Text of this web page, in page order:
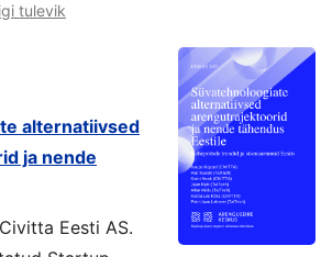
tulevik
alternatiivsed
ja nende
Eesti AS.